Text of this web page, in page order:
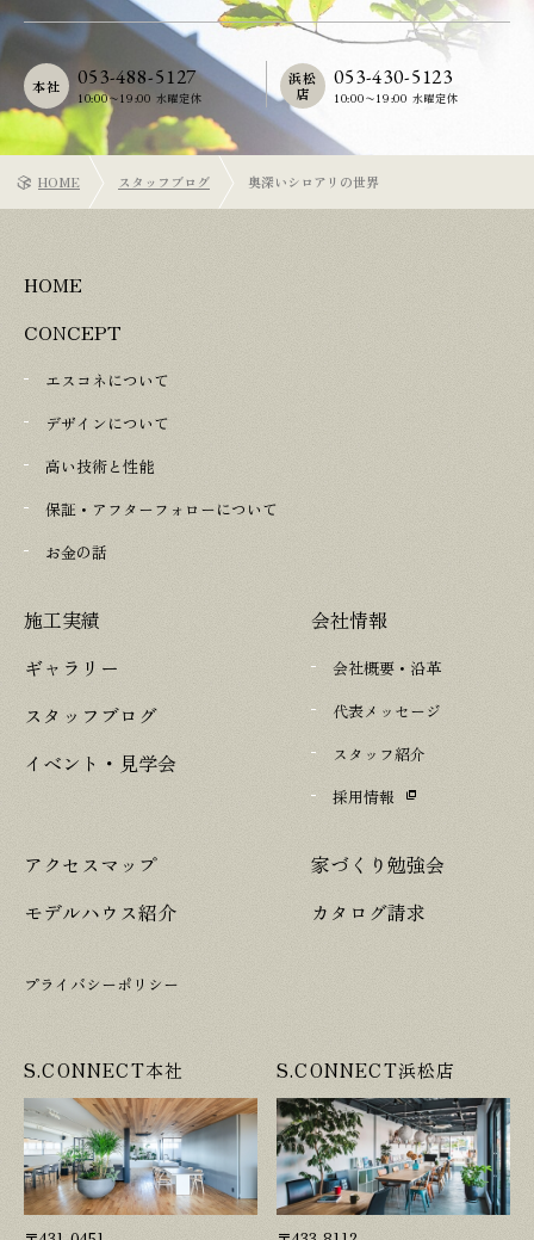
053-488-5127
10:00〜19:00 水曜定休
本社 053-430-5123
10:00〜19:00 水曜定休
浜松
店
HOME スタッフブログ 奥深いシロアリの世界
HOME
CONCEPT
エスコネについて
デザインについて
高い技術と性能
保証・アフターフォローについて
お金の話
施工実績
ギャラリー
スタッフブログ
イベント・見学会
会社情報
会社概要・沿革
代表メッセージ
スタッフ紹介
採用情報
アクセスマップ
モデルハウス紹介
家づくり勉強会
カタログ請求
プライバシーポリシー
S.CONNECT本社 S.CONNECT浜松店